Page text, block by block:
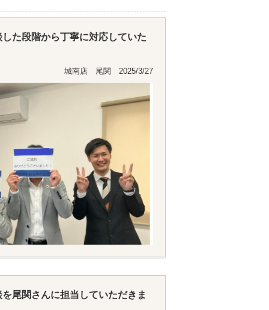
た段階から丁寧に対応していた
価値の設定、必要な手続き関係
助かりました。
で必要事項も連絡いただき、ス
した。
よく、安心してお任せすること
城南店 尾関 2025/3/27
尾関さんに担当していただきま